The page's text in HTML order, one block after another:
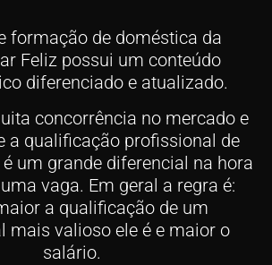
formação de doméstica da
Feliz possui um conteúdo
diferenciado e atualizado.
concorrência no mercado e
a qualificação profissional de
um grande diferencial na hora
vaga. Em geral a regra é:
a qualificação de um
mais valioso ele é e maior o
salário.